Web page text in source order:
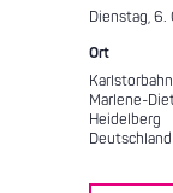
Dienstag,
Ort
Marlene-
Heidelberg
Deutschland